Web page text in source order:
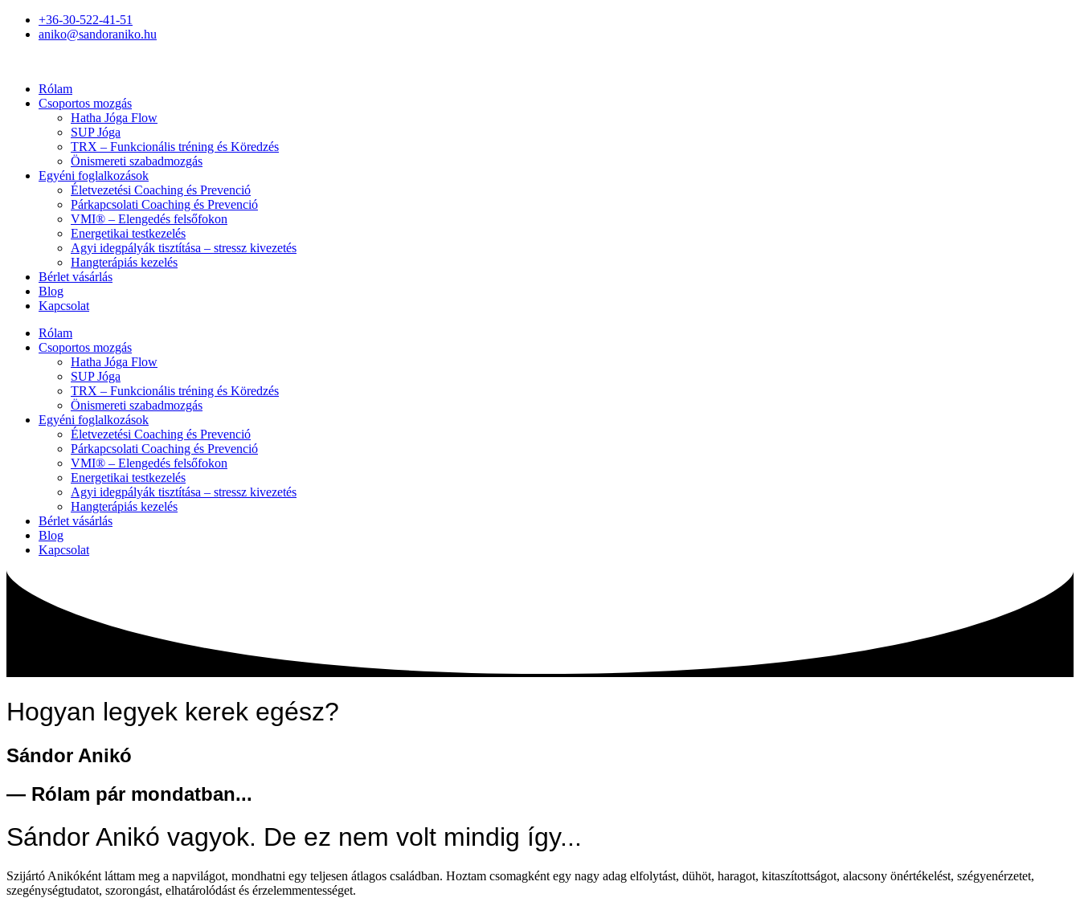
+36-30-522-41-51
aniko@sandoraniko.hu
Rólam
Csoportos mozgás
Hatha Jóga Flow
SUP Jóga
TRX – Funkcionális tréning és Köredzés
Önismereti szabadmozgás
Egyéni foglalkozások
Életvezetési Coaching és Prevenció
Párkapcsolati Coaching és Prevenció
VMI® – Elengedés felsőfokon
Energetikai testkezelés
Agyi idegpályák tisztítása – stressz kivezetés
Hangterápiás kezelés
Bérlet vásárlás
Blog
Kapcsolat
Rólam
Csoportos mozgás
Hatha Jóga Flow
SUP Jóga
TRX – Funkcionális tréning és Köredzés
Önismereti szabadmozgás
Egyéni foglalkozások
Életvezetési Coaching és Prevenció
Párkapcsolati Coaching és Prevenció
VMI® – Elengedés felsőfokon
Energetikai testkezelés
Agyi idegpályák tisztítása – stressz kivezetés
Hangterápiás kezelés
Bérlet vásárlás
Blog
Kapcsolat
Hogyan legyek kerek egész?
Sándor Anikó
— Rólam pár mondatban...
Sándor Anikó vagyok. De ez nem volt mindig így...
Szijártó Anikóként láttam meg a napvilágot, mondhatni egy teljesen átlagos családban. Hoztam csomagként egy nagy adag elfolytást, dühöt, haragot, kitaszítottságot, alacsony önértékelést, szégyenérzetet,
szegénységtudatot, szorongást, elhatárolódást és érzelemmentességet.